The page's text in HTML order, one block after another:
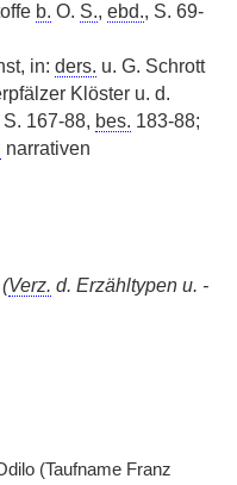
b. O. S., ebd., S. 69-
in: ders. u. G. Schrott
Klöster u. d.
167-88, bes. 183-88;
narrativen
(Verz. d. Erzähltypen u. -
(Taufname Franz